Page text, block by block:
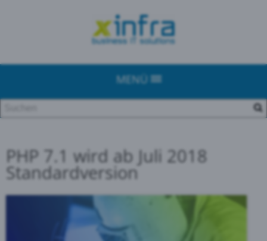
MENÜ
PHP 7.1 wird ab Juli 2018
Standardversion